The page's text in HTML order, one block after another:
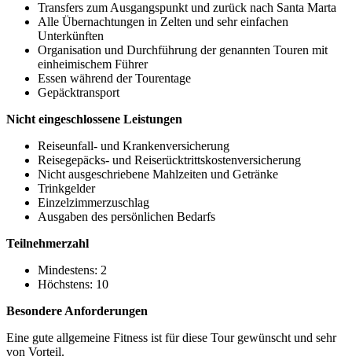
Transfers zum Ausgangspunkt und zurück nach Santa Marta
Alle Übernachtungen in Zelten und sehr einfachen
Unterkünften
Organisation und Durchführung der genannten Touren mit
einheimischem Führer
Essen während der Tourentage
Gepäcktransport
Nicht eingeschlossene Leistungen
Reiseunfall- und Krankenversicherung
Reisegepäcks- und Reiserücktrittskostenversicherung
Nicht ausgeschriebene Mahlzeiten und Getränke
Trinkgelder
Einzelzimmerzuschlag
Ausgaben des persönlichen Bedarfs
Teilnehmerzahl
Mindestens: 2
Höchstens: 10
Besondere Anforderungen
Eine gute allgemeine Fitness ist für diese Tour gewünscht und sehr
von Vorteil.